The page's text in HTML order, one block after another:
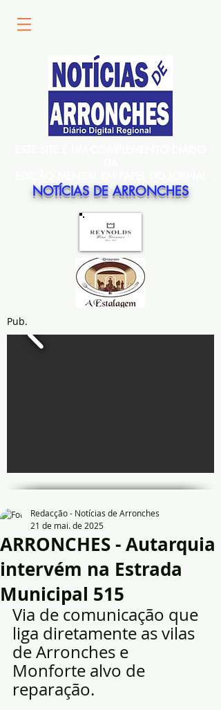
NOTÍCIAS DE ARRONCHES
Pub.
ARRONCHES - Autarquia
intervém na Estrada
Municipal 515
Redacção - Notícias de Arronches
21 de mai. de 2025
Via de comunicação que
liga diretamente as vilas
de Arronches e
Monforte alvo de
reparação.